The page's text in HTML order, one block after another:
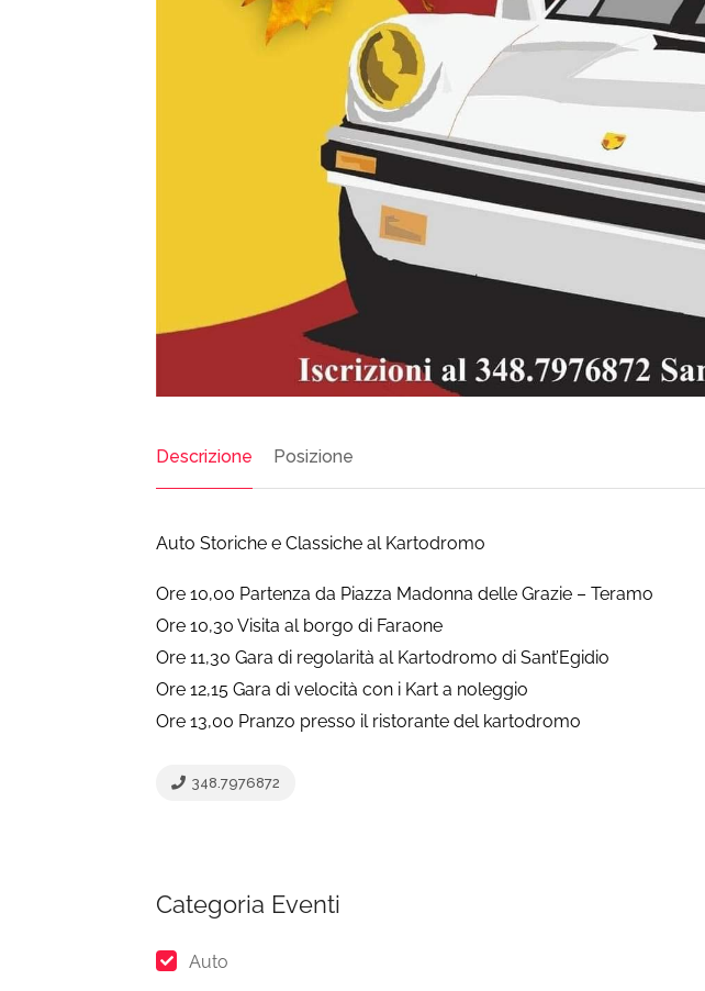
Descrizione Posizione
Auto Storiche e Classiche al Kartodromo
Ore 10,00 Partenza da Piazza Madonna delle Grazie – Teramo
Ore 10,30 Visita al borgo di Faraone
Ore 11,30 Gara di regolarità al Kartodromo di Sant’Egidio
Ore 12,15 Gara di velocità con i Kart a noleggio
Ore 13,00 Pranzo presso il ristorante del kartodromo
348.7976872
Categoria Eventi
Auto